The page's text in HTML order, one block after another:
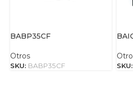
BABP35CF
Otros
SKU: BABP35CF SKU: